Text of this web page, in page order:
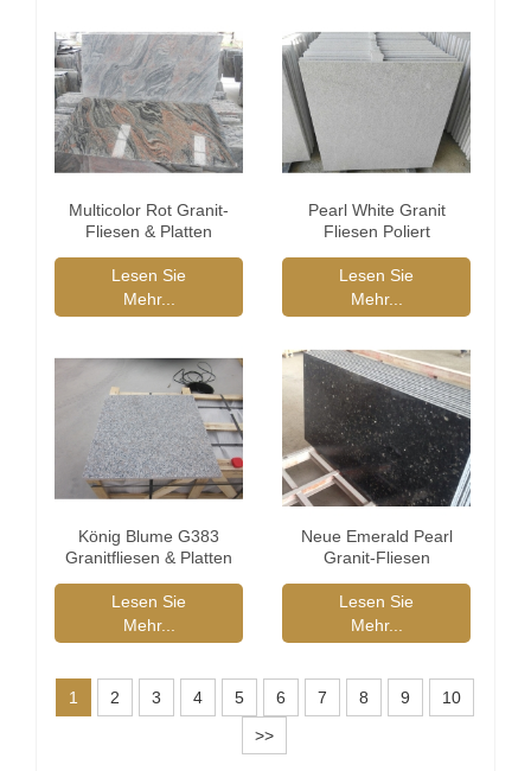
Multicolor Rot Granit-
Fliesen & Platten
Lesen Sie
Mehr...
Pearl White Granit
Fliesen Poliert
Lesen Sie
Mehr...
König Blume G383
Granitfliesen & Platten
Lesen Sie
Mehr...
Neue Emerald Pearl
Granit-Fliesen
Lesen Sie
Mehr...
1 2 3 4 5 6 7 8 9
10
>>